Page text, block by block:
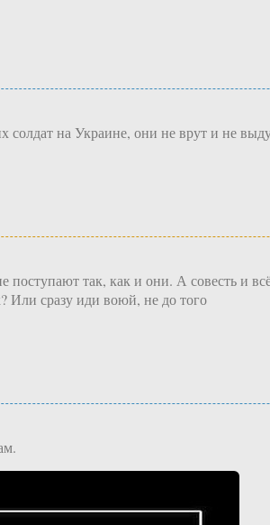
солдат на Украине, они не врут и не
так, как и они. А совесть и
Или сразу иди воюй, не до того